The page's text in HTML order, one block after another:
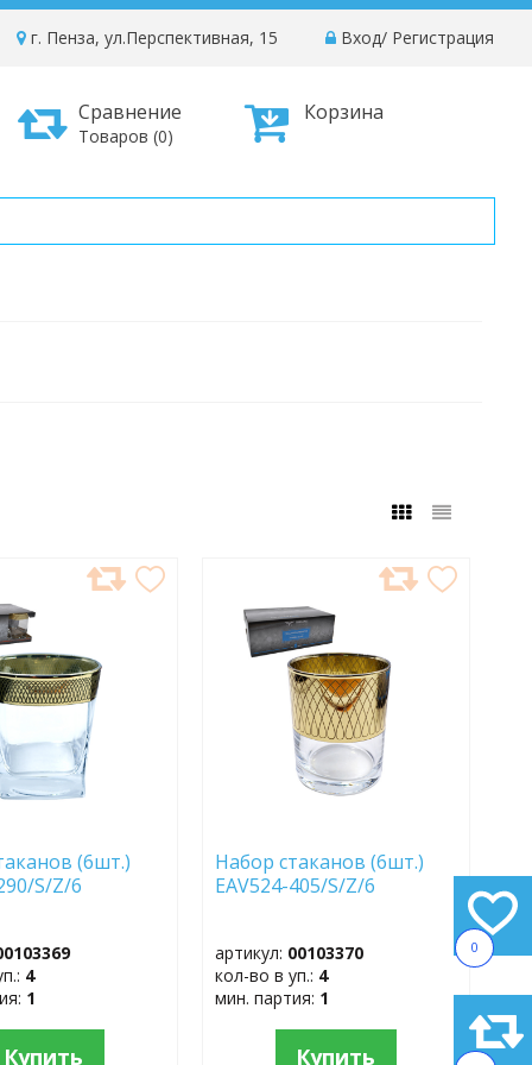
0
Вход/ Регистрация
г. Пенза, ул.Перспективная, 15
Корзина
Сравнение
Товаров (0)
(6шт.)
S/Z/6
4
1
Купить
В
ИЗБРАННОЕ
Набор стаканов (6шт.)
EAV524-405/S/Z/6
артикул: 00103370
кол-во в уп.: 4
мин. партия: 1
Купить